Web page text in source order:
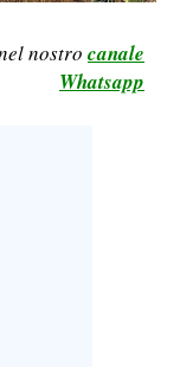
nostro canale
Whatsapp